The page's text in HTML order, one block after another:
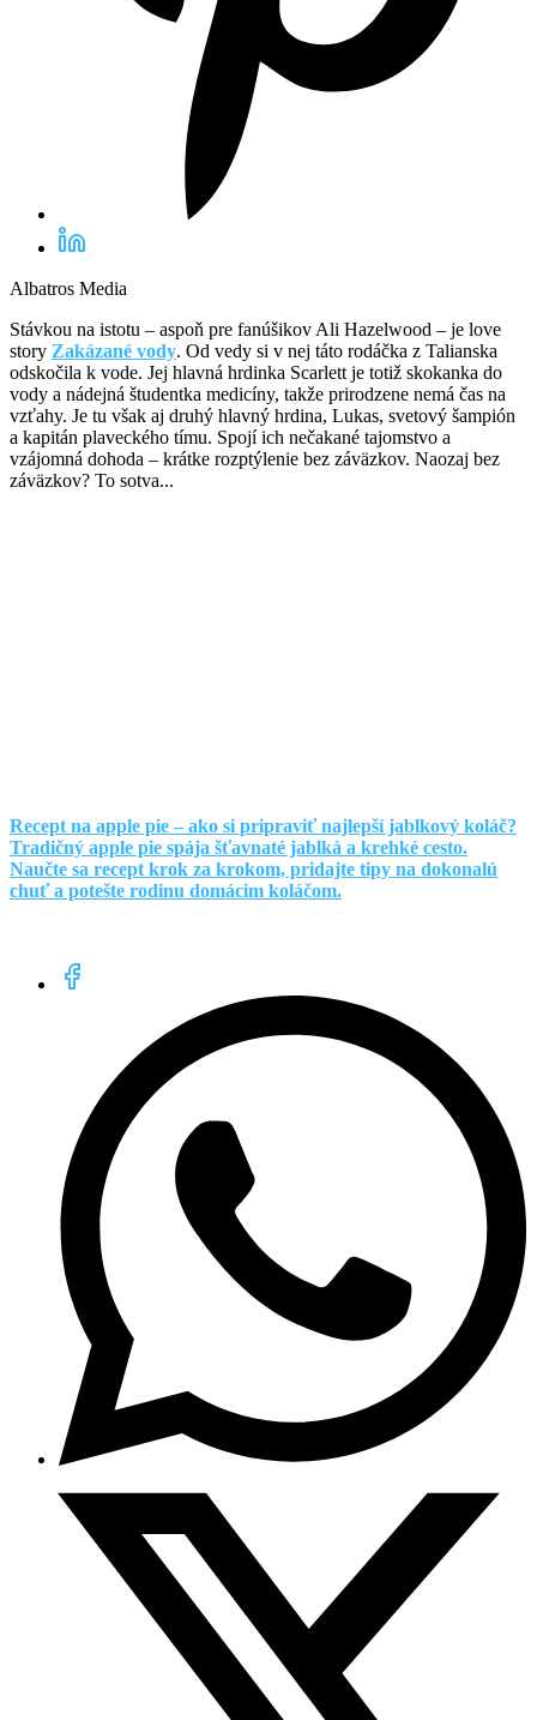
Albatros Media
Stávkou na istotu – aspoň pre fanúšikov Ali Hazelwood – je love
story Zakázané vody. Od vedy si v nej táto rodáčka z Talianska
odskočila k vode. Jej hlavná hrdinka Scarlett je totiž skokanka do
vody a nádejná študentka medicíny, takže prirodzene nemá čas na
vzťahy. Je tu však aj druhý hlavný hrdina, Lukas, svetový šampión
a kapitán plaveckého tímu. Spojí ich nečakané tajomstvo a
vzájomná dohoda – krátke rozptýlenie bez záväzkov. Naozaj bez
záväzkov? To sotva...
Recept na apple pie – ako si pripraviť najlepší jablkový koláč?
Tradičný apple pie spája šťavnaté jablká a krehké cesto.
Naučte sa recept krok za krokom, pridajte tipy na dokonalú
chuť a potešte rodinu domácim koláčom.